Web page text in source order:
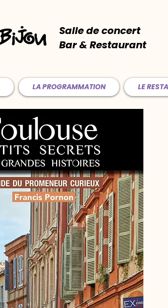
Salle de concert
Bar & Restaurant
LA PROGRAMMATION LE